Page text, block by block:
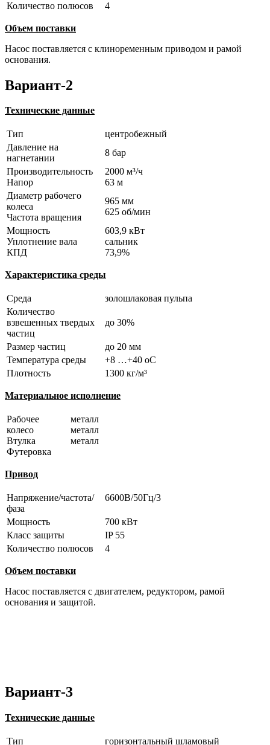
Количество полюсов
4
Объем поставки
Насос поставляется с клиноременным приводом и рамой
основания.
Вариант-2
Технические данные
Тип
центробежный
Давление на
нагнетании
8 бар
Производительность
Напор
2000 м³/ч
63 м
Диаметр рабочего
колеса
Частота вращения
965 мм
625 об/мин
Мощность
Уплотнение вала
КПД
603,9 кВт
сальник
73,9%
Характеристика среды
Среда
золошлаковая пульпа
Количество
взвешенных твердых
частиц
до 30%
Размер частиц
до 20 мм
Температура среды
+8 …+40 оС
Плотность
1300 кг/м³
Материальное исполнение
Рабочее
колесо
Втулка
Футеровка
металл
металл
металл
Привод
Напряжение/частота/
фаза
6600В/50Гц/3
Мощность
700 кВт
Класс защиты
IP 55
Количество полюсов
4
Объем поставки
Насос поставляется с двигателем, редуктором, рамой
основания и защитой.
Вариант-3
Технические данные
Тип горизонтальный шламовый